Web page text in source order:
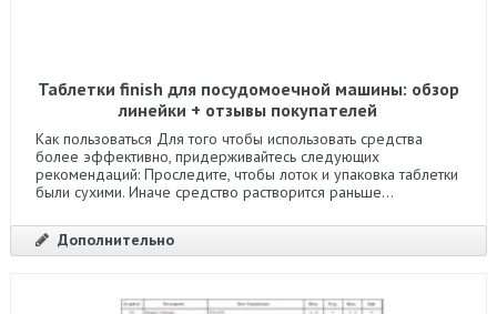
Таблетки finish для посудомоечной машины: обзор
линейки + отзывы покупателей
Как пользоваться Для того чтобы использовать средства
более эффективно, придерживайтесь следующих
рекомендаций: Проследите, чтобы лоток и упаковка таблетки
были сухими. Иначе средство растворится раньше...
Дополнительно